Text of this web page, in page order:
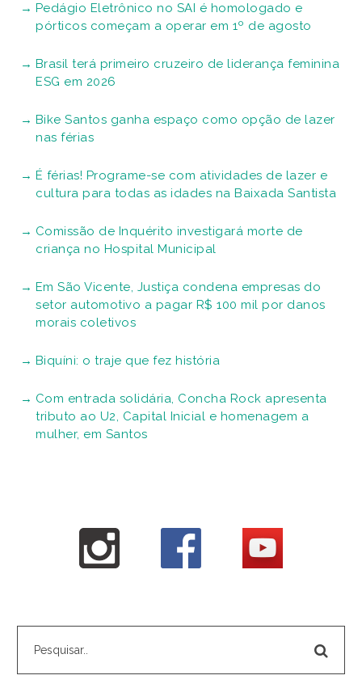
Pedágio Eletrônico no SAI é homologado e
pórticos começam a operar em 1º de agosto
Brasil terá primeiro cruzeiro de liderança feminina
ESG em 2026
Bike Santos ganha espaço como opção de lazer
nas férias
É férias! Programe-se com atividades de lazer e
cultura para todas as idades na Baixada Santista
Comissão de Inquérito investigará morte de
criança no Hospital Municipal
Em São Vicente, Justiça condena empresas do
setor automotivo a pagar R$ 100 mil por danos
morais coletivos
Biquíni: o traje que fez história
Com entrada solidária, Concha Rock apresenta
tributo ao U2, Capital Inicial e homenagem a
mulher, em Santos